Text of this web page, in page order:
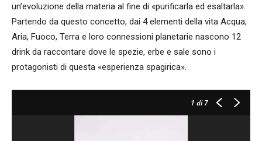
un’evoluzione della materia al fine di «purificarla ed esaltarla».
Partendo da questo concetto, dai 4 elementi della vita Acqua,
Aria, Fuoco, Terra e loro connessioni planetarie nascono 12
drink da raccontare dove le spezie, erbe e sale sono i
protagonisti di questa «esperienza spagirica».
1 di 7